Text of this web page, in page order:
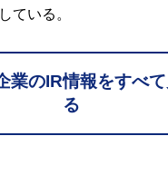
ている。
業のIR情報をすべ
る